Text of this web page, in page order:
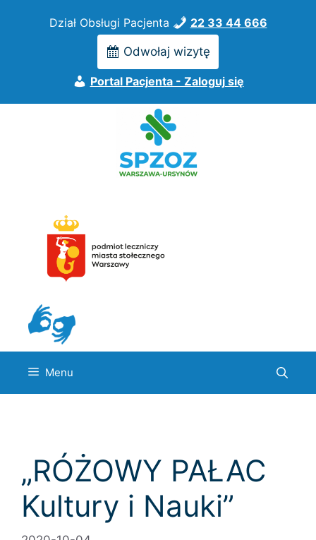
Dział Obsługi Pacjenta 22 33 44 666
Odwołaj wizytę
Portal Pacjenta - Zaloguj się
Menu
„RÓŻOWY PAŁAC
Kultury i Nauki”